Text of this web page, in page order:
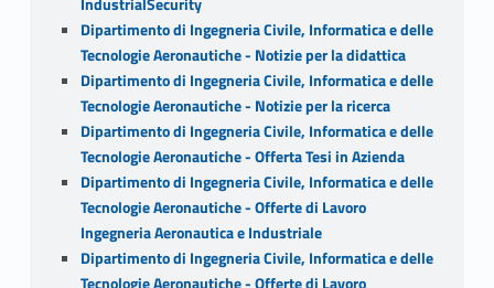
Dipartimento di Ingegneria Civile, Informatica e delle
Tecnologie Aeronautiche - Notizie per la didattica
Dipartimento di Ingegneria Civile, Informatica e delle
Tecnologie Aeronautiche - Notizie per la ricerca
Dipartimento di Ingegneria Civile, Informatica e delle
Tecnologie Aeronautiche - Offerta Tesi in Azienda
Dipartimento di Ingegneria Civile, Informatica e delle
Tecnologie Aeronautiche - Offerte di Lavoro
Ingegneria Aeronautica e Industriale
Dipartimento di Ingegneria Civile, Informatica e delle